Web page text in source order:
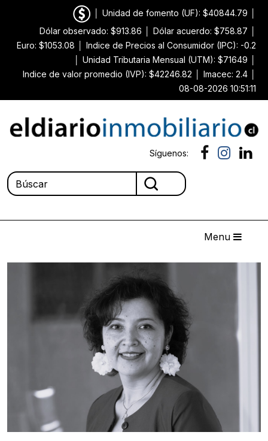
Unidad de fomento (UF): $40844.79
Dólar observado: $913.86
Dólar acuerdo: $758.87
Euro: $1053.08
Indice de Precios al Consumidor (IPC): -0.2
Unidad Tributaria Mensual (UTM): $71649
Indice de valor promedio (IVP): $42246.82
Imacec: 2.4
08-08-2026 10:51:11
Síguenos:
Menu